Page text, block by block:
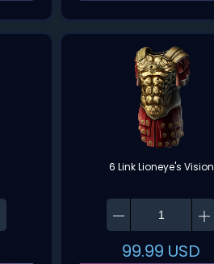
6 Link Lioneye's Vision
99.99 USD